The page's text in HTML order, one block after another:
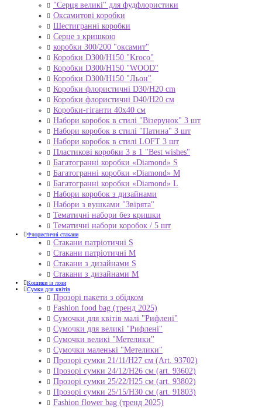
"Серця великі" для фудфлористики
Оксамитові коробки
Шестигранні коробки
Серце з кришкою
коробки 300/200 "оксамит"
Коробки D300/H150 "Kroco"
Коробки D300/H150 "WOOD"
Коробки D300/H150 "Льон"
Коробки флористичні D30/H20 cm
Коробки флористичні D40/H20 cм
Коробки-гіганти 40x40 см
Набори коробок в стилі "Візерунок" 3 шт
Набори коробок в стилі "Патина" 3 шт
Набори коробок в стилі LOFT 3 шт
Пластикові коробки 3 в 1 "Best wishes"
Багатогранні коробки «Diamond» S
Багатогранні коробки «Diamond» M
Багатогранні коробки «Diamond» L
Набори коробок з дизайнами
Набори з вушками "Звірята"
Тематичні набори без кришки
Тематичні набори коробок / 5 шт
Флористичні стакани
Стакани патріотичні S
Стакани патріотичні М
Стакани з дизайнами S
Стакани з дизайнами М
Кошики із лози
Сумки для квітів
Прозорі пакети з обідком
Fashion food bag (тренд 2025)
Сумочки для квітів малі "Рифлені"
Сумочки для великі "Рифлені"
Сумочки великі "Метелики"
Сумочки маленькі "Метелики"
Прозорі сумки 21/11/H27 см (Art. 93702)
Прозорі сумки 24/12/Н26 см (art. 93602)
Прозорі сумки 25/22/Н25 см (art. 93802)
Прозорі сумки 25/15/Н30 см (art. 91803)
Fashion flower bag (тренд 2025)